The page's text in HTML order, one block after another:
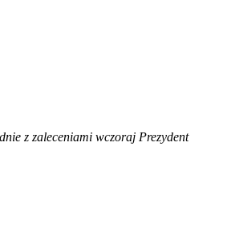
z zaleceniami wczoraj Prezydent